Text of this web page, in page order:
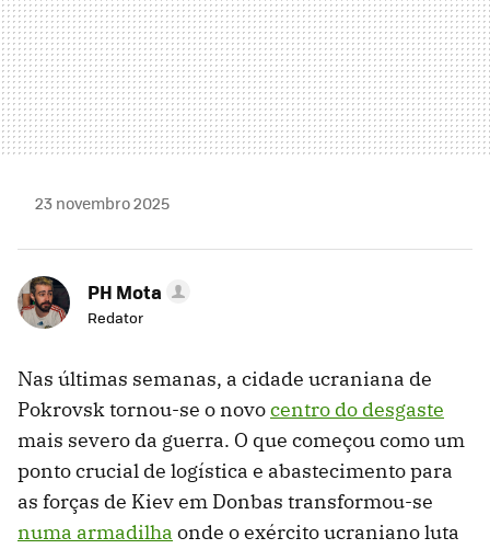
23 novembro 2025
PH Mota
Redator
Nas últimas semanas, a cidade ucraniana de
Pokrovsk tornou-se o novocentro do desgaste
mais severo da guerra. O que começou como um
ponto crucial de logística e abastecimento para
as forças de Kiev em Donbas transformou-se
numa armadilha onde o exército ucraniano luta